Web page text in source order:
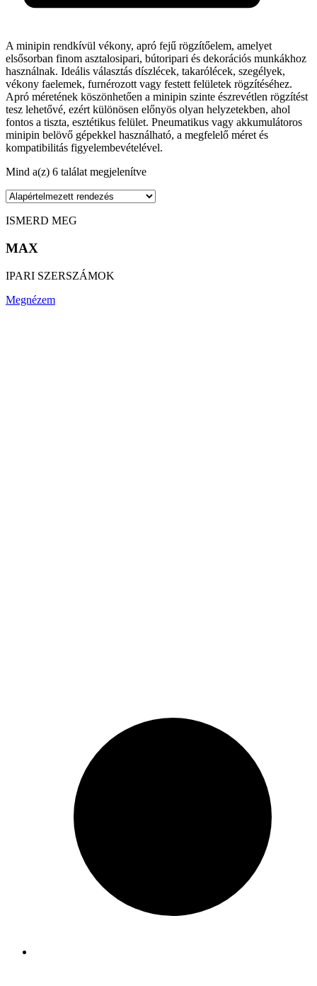
A minipin rendkívül vékony, apró fejű rögzítőelem, amelyet
elsősorban finom asztalosipari, bútoripari és dekorációs munkákhoz
használnak. Ideális választás díszlécek, takarólécek, szegélyek,
vékony faelemek, furnérozott vagy festett felületek rögzítéséhez.
Apró méretének köszönhetően a minipin szinte észrevétlen rögzítést
tesz lehetővé, ezért különösen előnyös olyan helyzetekben, ahol
fontos a tiszta, esztétikus felület. Pneumatikus vagy akkumulátoros
minipin belövő gépekkel használható, a megfelelő méret és
kompatibilitás figyelembevételével.
Mind a(z) 6 találat megjelenítve
ISMERD MEG
MAX
IPARI SZERSZÁMOK
Megnézem